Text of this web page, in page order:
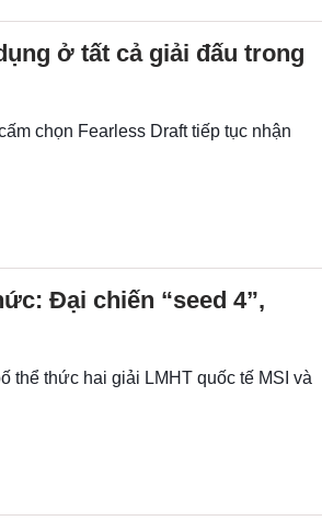
ở tất cả giải đấu trong
chọn Fearless Draft tiếp tục nhận
Đại chiến “seed 4”,
thể thức hai giải LMHT quốc tế MSI và